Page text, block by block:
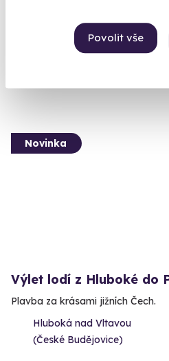
Povolit vše
(České Budějovice)
Novinka
Výlet lodí z Hluboké do
Plavba za krásami jižních Čech.
Hluboká nad Vltavou
(České Budějovice)